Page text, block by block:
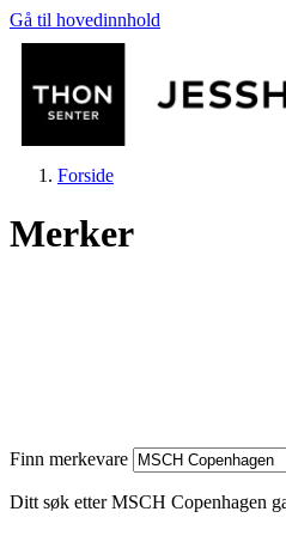
Gå til hovedinnhold
Mat og
Helse
Forside
Merker
Finn merkevare
Ditt søk etter MSCH Copenhagen